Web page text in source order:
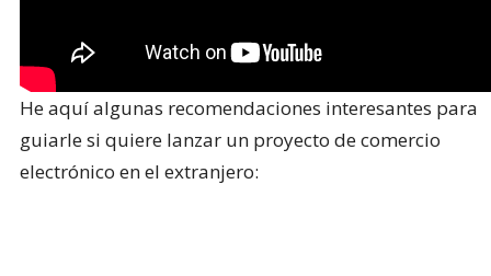
He aquí algunas recomendaciones interesantes para
guiarle si quiere lanzar un proyecto de comercio
electrónico en el extranjero: